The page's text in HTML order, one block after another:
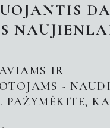
Nuotolinės konsultacijos
Advokatas Kaune
Naujienos
IR
-